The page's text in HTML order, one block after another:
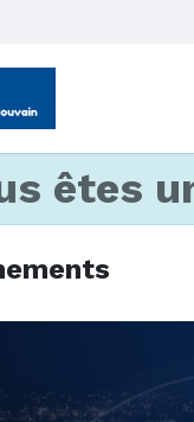
êtes